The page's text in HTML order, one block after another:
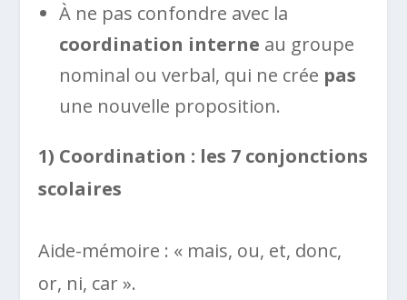
À ne pas confondre avec la
coordination interne au groupe
nominal ou verbal, qui ne crée pas
une nouvelle proposition.
1) Coordination : les 7 conjonctions
scolaires
Aide-mémoire : « mais, ou, et, donc,
or, ni, car ».